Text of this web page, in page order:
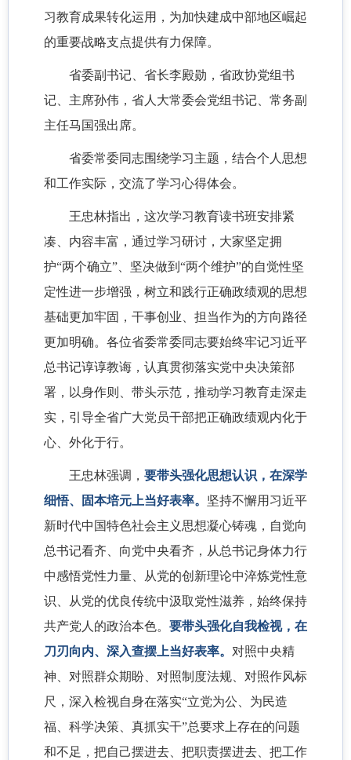
习教育成果转化运用，为加快建成中部地区崛起
的重要战略支点提供有力保障。
省委副书记、省长李殿勋，省政协党组书
记、主席孙伟，省人大常委会党组书记、常务副
主任马国强出席。
省委常委同志围绕学习主题，结合个人思想
和工作实际，交流了学习心得体会。
王忠林指出，这次学习教育读书班安排紧
凑、内容丰富，通过学习研讨，大家坚定拥
护“两个确立”、坚决做到“两个维护”的自觉性坚
定性进一步增强，树立和践行正确政绩观的思想
基础更加牢固，干事创业、担当作为的方向路径
更加明确。各位省委常委同志要始终牢记习近平
总书记谆谆教诲，认真贯彻落实党中央决策部
署，以身作则、带头示范，推动学习教育走深走
实，引导全省广大党员干部把正确政绩观内化于
心、外化于行。
王忠林强调， 要带头强化思想认识，在深学
细悟、固本培元上当好表率。 坚持不懈用习近平
新时代中国特色社会主义思想凝心铸魂，自觉向
总书记看齐、向党中央看齐，从总书记身体力行
中感悟党性力量、从党的创新理论中淬炼党性意
识、从党的优良传统中汲取党性滋养，始终保持
共产党人的政治本色。 要带头强化自我检视，在
刀刃向内、深入查摆上当好表率。 对照中央精
神、对照群众期盼、对照制度法规、对照作风标
尺，深入检视自身在落实“立党为公、为民造
福、科学决策、真抓实干”总要求上存在的问题
和不足，把自己摆进去、把职责摆进去、把工作